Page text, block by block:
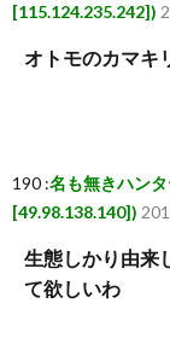
[115.124.235.242])
オトモのカマキ
190 :名も無きハン
[49.98.138.140])
生態しかり由来
て欲しいわ